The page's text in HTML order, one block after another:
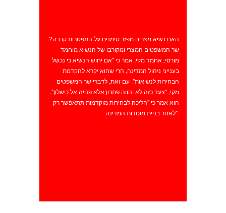
שר המשפטים המצרי ומקורבו של הנשיא מוחמד
מורסי, אחמד מקי, אמר כי "אם יחוש הנשיא כי נכשל
בענייני ניהול המדינה, הרי שהוא יקרא להקדמת
הבחירות לנשיאות". עם זאת, לדברי שר המשפטים
מקי, "צעד כזה לא יהווה פתרון אלא פנייה אל כישלון".
הוא אמר כי "הליכה לבחירות מוקדמות תתאפשר רק
לאחר בניית מוסדות המדינה".